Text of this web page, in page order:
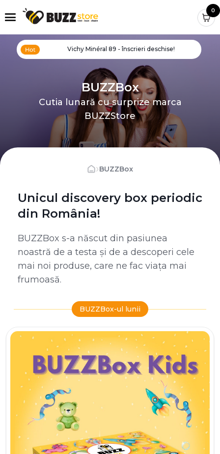
0
Vichy Minéral 89 - înscrieri deschise!
BUZZBox
Cutia lunară cu surprize marca
BUZZStore
›BUZZBox
Unicul discovery box periodic
din România!
BUZZBox s-a născut din pasiunea
noastră de a testa și de a descoperi cele
mai noi produse, care ne fac viața mai
frumoasă.
BUZZBox-ul lunii